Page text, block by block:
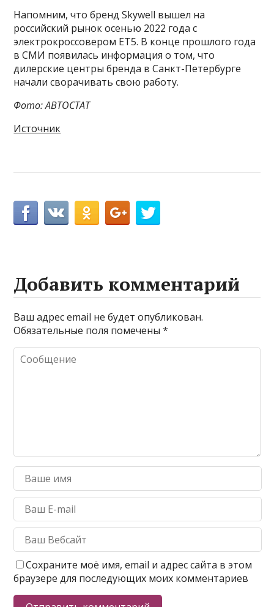
Напомним, что бренд Skywell вышел на
российский рынок осенью 2022 года с
электрокроссовером ET5. В конце прошлого года
в СМИ появилась информация о том, что
дилерские центры бренда в Санкт-Петербурге
начали сворачивать свою работу.
Фото: АВТОСТАТ
Источник
Добавить комментарий
Ваш адрес email не будет опубликован.
Обязательные поля помечены*
Сохраните моё имя, email и адрес сайта в этом
браузере для последующих моих комментариев